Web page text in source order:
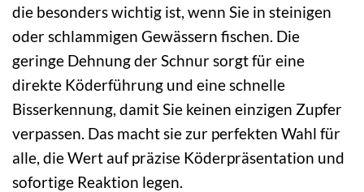
die besonders wichtig ist, wenn Sie in steinigen
oder schlammigen Gewässern fischen. Die
geringe Dehnung der Schnur sorgt für eine
direkte Köderführung und eine schnelle
Bisserkennung, damit Sie keinen einzigen Zupfer
verpassen. Das macht sie zur perfekten Wahl für
alle, die Wert auf präzise Köderpräsentation und
sofortige Reaktion legen.